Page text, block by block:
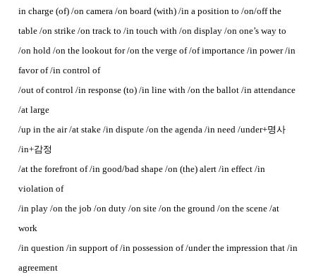
in charge (of) /on camera /on board (with) /in a position to /on/off the
table /on strike /on track to /in touch with /on display /on one’s way to
/on hold /on the lookout for /on the verge of /of importance /in power /in
favor of /in control of
/out of control /in response (to) /in line with /on the ballot /in attendance
/at large
/up in the air /at stake /in dispute /on the agenda /in need /under+명사
/in+감정
/at the forefront of /in good/bad shape /on (the) alert /in effect /in
violation of
/in play /on the job /on duty /on site /on the ground /on the scene /at
work
/in question /in support of /in possession of /under the impression that /in
agreement